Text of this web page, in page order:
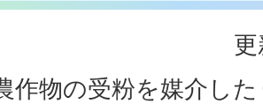
作物の受粉を媒介し